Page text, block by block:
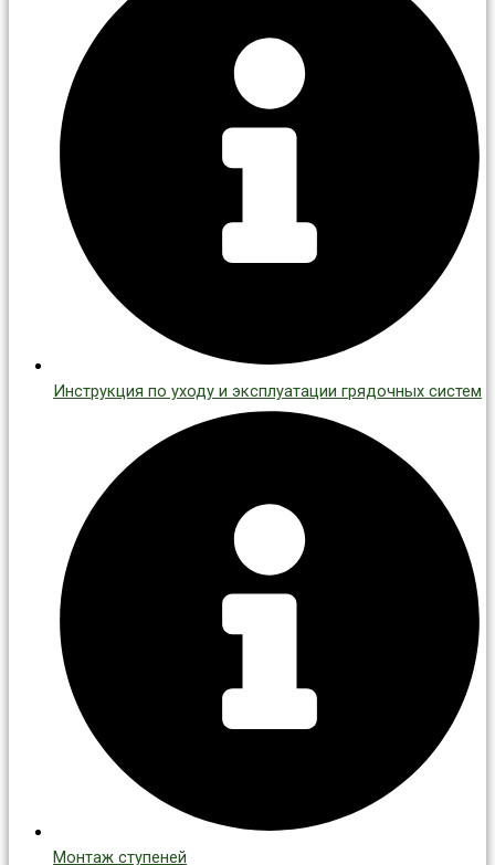
Инструкция по уходу и эксплуатации грядочных систем
Монтаж ступеней